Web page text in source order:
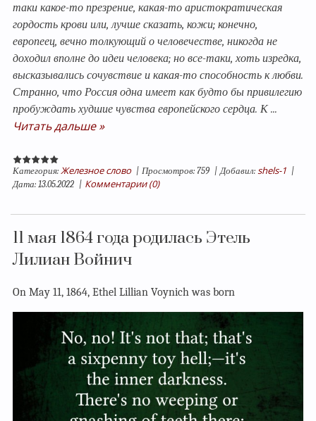
таки какое-то презрение, какая-то аристократическая
гордость крови или, лучше сказать, кожи; конечно,
европеец, вечно толкующий о человечестве, никогда не
доходил вполне до идеи человека; но все-таки, хоть изредка,
высказывались сочувствие и какая-то способность к любви.
Странно, что Россия одна имеет как будто бы привилегию
пробуждать худшие чувства европейского сердца. К...
Читать дальше »
Категория: Железное слово | Просмотров: 759 | Добавил: shels-1 |
Дата: 13.05.2022 | Комментарии (0)
11 мая 1864 года родилась Этель
Лилиан Войнич
On May 11, 1864, Ethel Lillian Voynich was born